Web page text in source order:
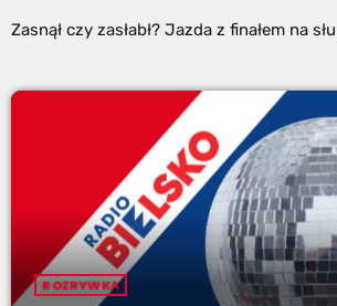
Zasnął czy zasłabł? Jazda z finałem na
ROZRYWKA